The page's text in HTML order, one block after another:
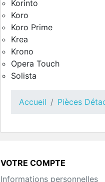
Toutes Pièces
Pièces Détachées
Automatique
Korinto
Koro
Koro Prime
Krea
Krono
Opera Touch
Solista
Accueil Pièces
VOTRE COMPTE
Informations personnelles